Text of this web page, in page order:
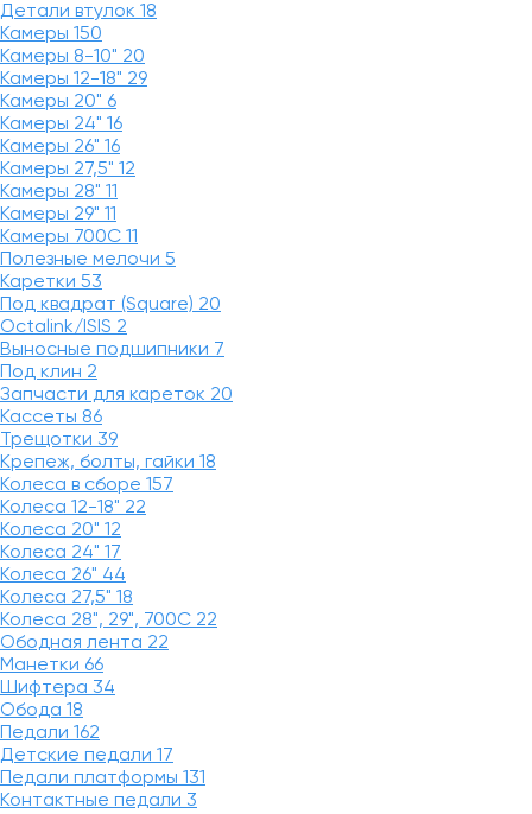
Детали втулок 18
Камеры 150
Камеры 8-10" 20
Камеры 12-18" 29
Камеры 20" 6
Камеры 24" 16
Камеры 26" 16
Камеры 27,5" 12
Камеры 28" 11
Камеры 29" 11
Камеры 700C 11
Полезные мелочи 5
Каретки 53
Под квадрат (Square) 20
Octalink/ISIS 2
Выносные подшипники 7
Под клин 2
Запчасти для кареток 20
Кассеты 86
Трещотки 39
Крепеж, болты, гайки 18
Колеса в сборе 157
Колеса 12-18" 22
Колеса 20" 12
Колеса 24" 17
Колеса 26" 44
Колеса 27,5" 18
Колеса 28", 29", 700С 22
Ободная лента 22
Манетки 66
Шифтера 34
Обода 18
Педали 162
Детские педали 17
Педали платформы 131
Контактные педали 3